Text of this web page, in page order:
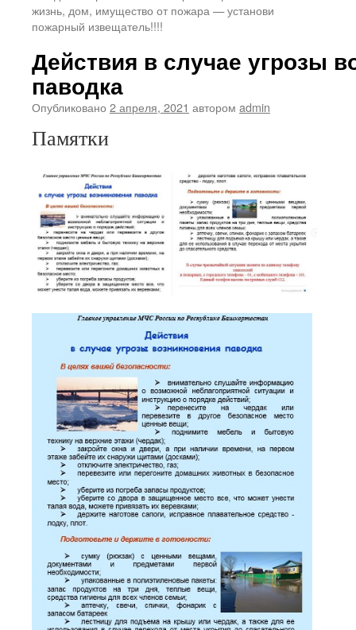
жизнь, дом, имущество от пожара — установи
пожарный извещатель!!!!
Действия в случае угрозы
паводка
Опубликовано 2 апреля, 2021 автором admin
Памятки